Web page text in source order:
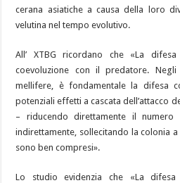
cerana asiatiche a causa della loro
velutina nel tempo evolutivo.
All’ XTBG ricordano che «La
coevoluzione con il predatore.
mellifere, è fondamentale la difesa
potenziali effetti a cascata dell’attacco
– riducendo direttamente il
indirettamente, sollecitando la colonia
sono ben compresi».
Lo studio evidenzia che «La